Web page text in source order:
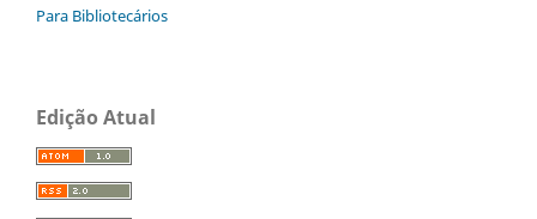
Para Bibliotecários
Edição Atual